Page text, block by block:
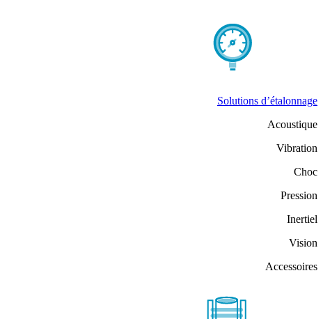
Solutions d’étalonnage
Acoustique
Vibration
Choc
Pression
Inertiel
Vision
Accessoires